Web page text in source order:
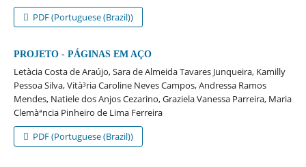
PDF (Portuguese (Brazil))
PROJETO - PÁGINAS EM AÇO
Letà­cia Costa de Araújo, Sara de Almeida Tavares Junqueira, Kamilly
Pessoa Silva, Vità³ria Caroline Neves Campos, Andressa Ramos
Mendes, Natiele dos Anjos Cezarino, Graziela Vanessa Parreira, Maria
Clemàªncia Pinheiro de Lima Ferreira
PDF (Portuguese (Brazil))